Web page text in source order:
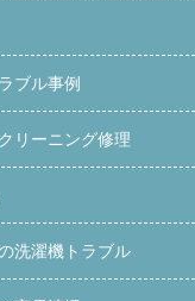
ブル事例
リーニング修理
洗濯機トラブル